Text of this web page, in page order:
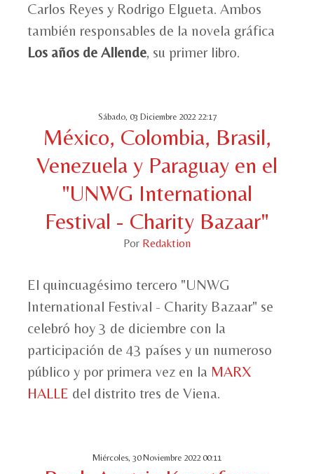
Carlos Reyes y Rodrigo Elgueta. Ambos
también responsables de la novela gráfica
Los años de Allende, su primer libro.
Sábado, 03 Diciembre 2022 22:17
México, Colombia, Brasil,
Venezuela y Paraguay en el
"UNWG International
Festival - Charity Bazaar"
Por Redaktion
El quincuagésimo tercero "UNWG
International Festival - Charity Bazaar" se
celebró hoy 3 de diciembre con la
participación de 43 países y un numeroso
público y por primera vez en la MARX
HALLE del distrito tres de Viena.
Miércoles, 30 Noviembre 2022 00:11